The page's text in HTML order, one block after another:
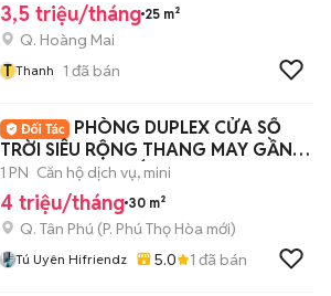
3,5 triệu/tháng 25 m²
Q. Hoàng Mai
T Thanh 1 đã bán
PHÒNG DUPLEX CỬA SỔ
TRỜI SIÊU RỘNG THANG MAY GẦN
ĐẠI HỌC VĂN HIẾN
1 PN Căn hộ dịch vụ, mini
4 triệu/tháng 30 m²
Q. Tân Phú (P. Phú Thọ Hòa mới)
Tú Uyên Hifriendz 5.0 1 đã bán